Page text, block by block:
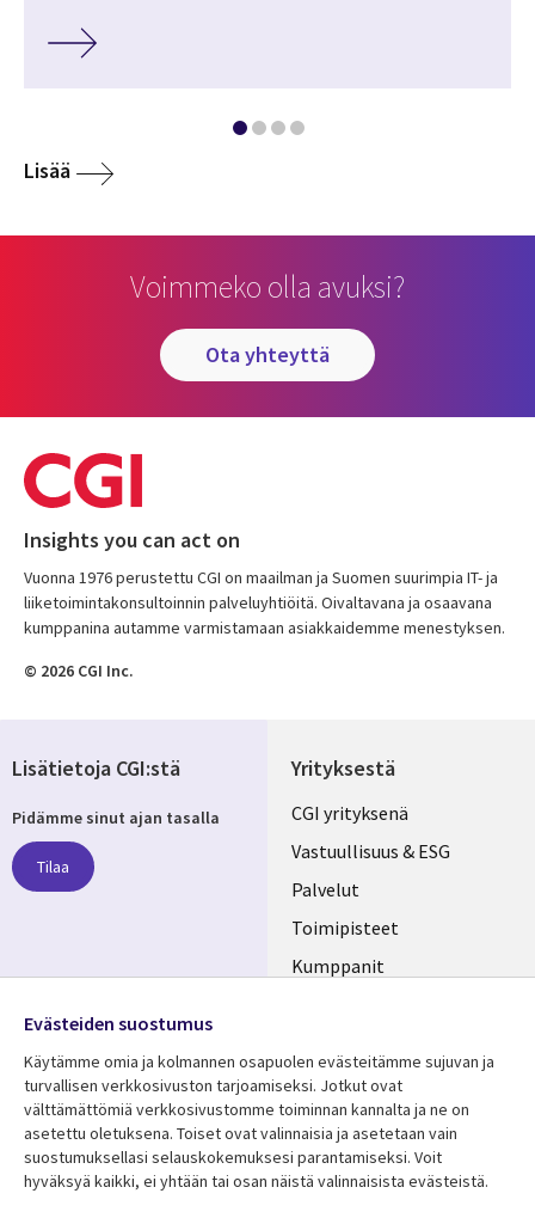
Lisää
Voimmeko olla avuksi?
ota yhteyttä
Insights you can act on
Vuonna 1976 perustettu CGI on maailman ja Suomen suurimpia IT- ja
liiketoimintakonsultoinnin palveluyhtiöitä. Oivaltavana ja osaavana
kumppanina autamme varmistamaan asiakkaidemme menestyksen.
© 2026 CGI Inc.
Yrityksestä
Useful
links
FINLAND
CGI yrityksenä
Vastuullisuus & ESG
Palvelut
Toimipisteet
Kumppanit
Resurssikeskus
Library
Asiakastarinat
Lisätietoa
Legal
Tietosuoja
Lisätietoja CGI:stä
Pidämme sinut ajan tasalla
Tilaa
Media
FINLAND
Evästeiden suostumus
Käytämme omia ja kolmannen osapuolen evästeitämme sujuvan ja
turvallisen verkkosivuston tarjoamiseksi. Jotkut ovat
välttämättömiä verkkosivustomme toiminnan kannalta ja ne on
asetettu oletuksena. Toiset ovat valinnaisia ​​ja asetetaan vain
suostumuksellasi selauskokemuksesi parantamiseksi. Voit
hyväksyä kaikki, ei yhtään tai osan näistä valinnaisista evästeistä.